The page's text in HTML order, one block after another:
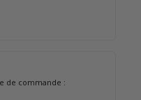
de commande :